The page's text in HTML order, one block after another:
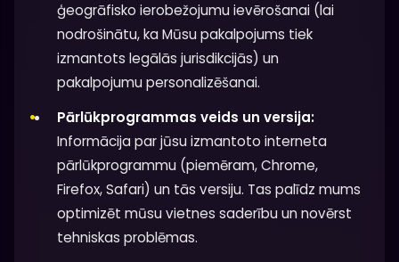
ģeogrāfisko ierobežojumu ievērošanai (lai
nodrošinātu, ka Mūsu pakalpojums tiek
izmantots legālās jurisdikcijās) un
pakalpojumu personalizēšanai.
Pārlūkprogrammas veids un versija:
Informācija par jūsu izmantoto interneta
pārlūkprogrammu (piemēram, Chrome,
Firefox, Safari) un tās versiju. Tas palīdz mums
optimizēt mūsu vietnes saderību un novērst
tehniskas problēmas.